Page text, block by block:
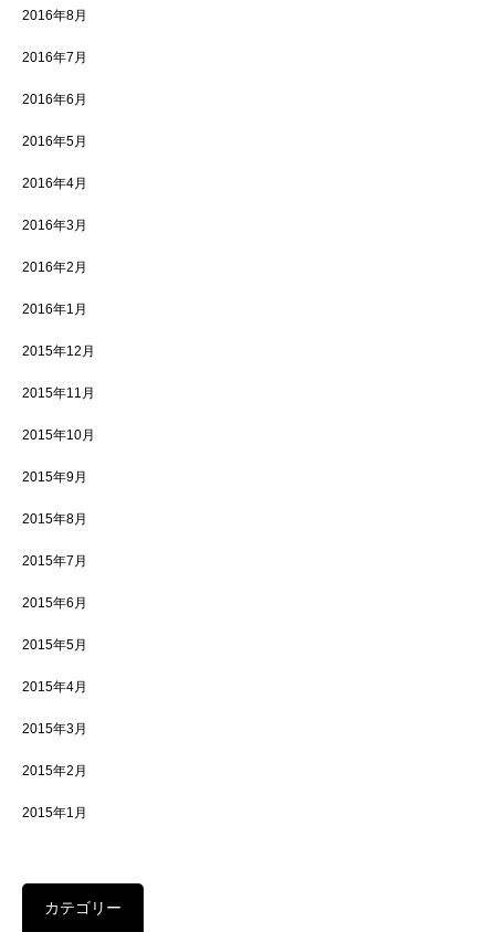
2016年8月
2016年7月
2016年6月
2016年5月
2016年4月
2016年3月
2016年2月
2016年1月
2015年12月
2015年11月
2015年10月
2015年9月
2015年8月
2015年7月
2015年6月
2015年5月
2015年4月
2015年3月
2015年2月
2015年1月
カテゴリー